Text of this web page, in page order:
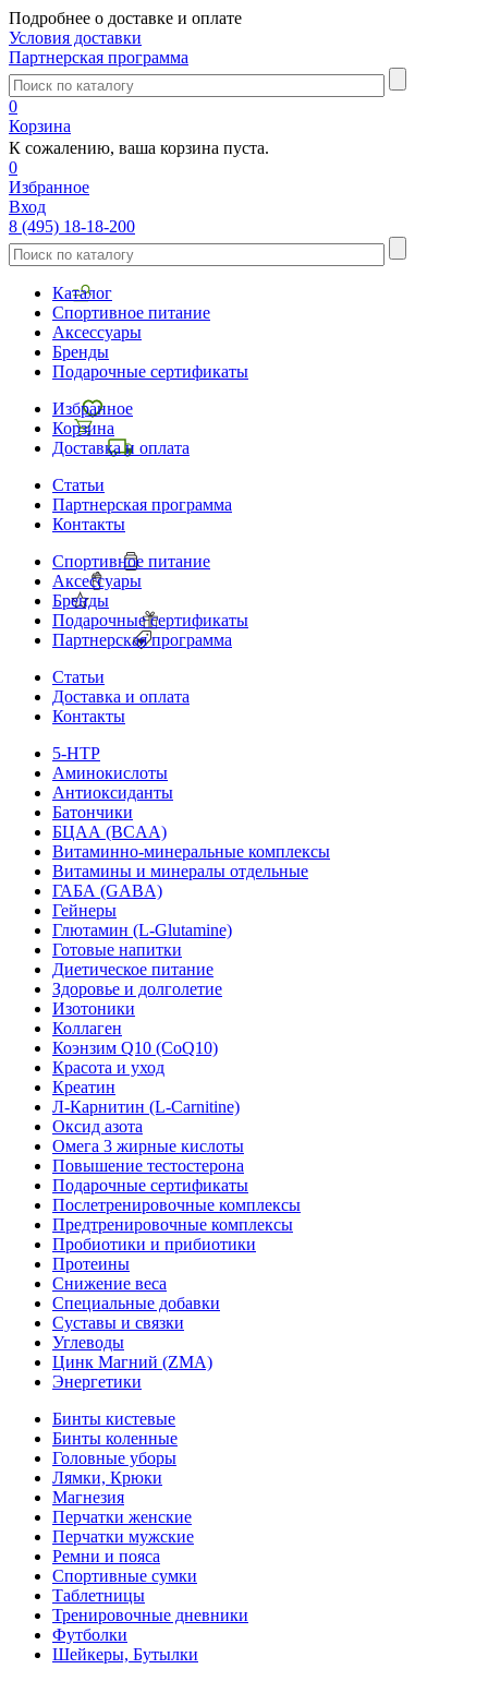
Подробнее о доставке и оплате
Условия доставки
Партнерская программа
0
Корзина
К сожалению, ваша корзина пуста.
0
Избранное
Вход
8 (495) 18-18-200
Каталог
Спортивное питание
Аксессуары
Бренды
Подарочные сертификаты
Избранное
Корзина
Доставка и оплата
Статьи
Партнерская программа
Контакты
Спортивное питание
Аксессуары
Бренды
Подарочные сертификаты
Партнерская программа
Статьи
Доставка и оплата
Контакты
5-HTP
Аминокислоты
Антиоксиданты
Батончики
БЦАА (BCAA)
Витаминно-минеральные комплексы
Витамины и минералы отдельные
ГАБА (GABA)
Гейнеры
Глютамин (L-Glutamine)
Готовые напитки
Диетическое питание
Здоровье и долголетие
Изотоники
Коллаген
Коэнзим Q10 (CoQ10)
Красота и уход
Креатин
Л-Карнитин (L-Сarnitine)
Оксид азота
Омега 3 жирные кислоты
Повышение тестостерона
Подарочные сертификаты
Послетренировочные комплексы
Предтренировочные комплексы
Пробиотики и прибиотики
Протеины
Снижение веса
Специальные добавки
Суставы и связки
Углеводы
Цинк Магний (ZMA)
Энергетики
Бинты кистевые
Бинты коленные
Головные уборы
Лямки, Крюки
Магнезия
Перчатки женские
Перчатки мужские
Ремни и пояса
Спортивные сумки
Таблетницы
Тренировочные дневники
Футболки
Шейкеры, Бутылки